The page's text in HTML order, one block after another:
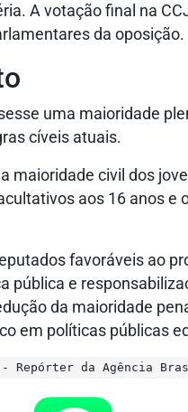
A votação final na
da oposição.
uma maioridade
cíveis atuais.
maioridade civil dos
aos 16 anos e
favoráveis ao
pública e
da maioridade
em políticas públicas
- Repórter da Agência